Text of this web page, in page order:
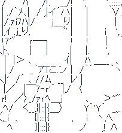
ﾊ　　/!.　 __/!　 ',　　　
|　/ ,|イ´ハ|　　|　 　　∨.
j＿り|　　|　　　　| 　　
　　　ﾞ' |　　|　　 i　 ',.
　 　 !　　!　　 |　　＼.　
　│　 　.|　　|.　 　', 　
　 　　 　ｲ| 　 ﾊ ＿__　、
_｀ｱTこ.ン |　/｀´　　 ｀ヽ.
､ //ﾑ　__　ﾚ' |　　　　　　
￣7‐ｒ'´　|,/　〈 　　　　　　
ｒﾍ＿ｊ 　　　､　　＞''"´
__,}|::|{＿〉　　　Y｀'Y´　
　、 　 {|:::|{ 　 　 , 　 i 　ヽ,ﾍ.
　 　 }|:::|}　　　　 ノ 　　,! ∧